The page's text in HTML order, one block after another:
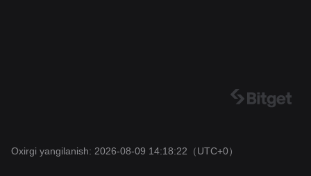
Oxirgi yangilanish: 2026-08-09 14:18:22 （UTC+0）